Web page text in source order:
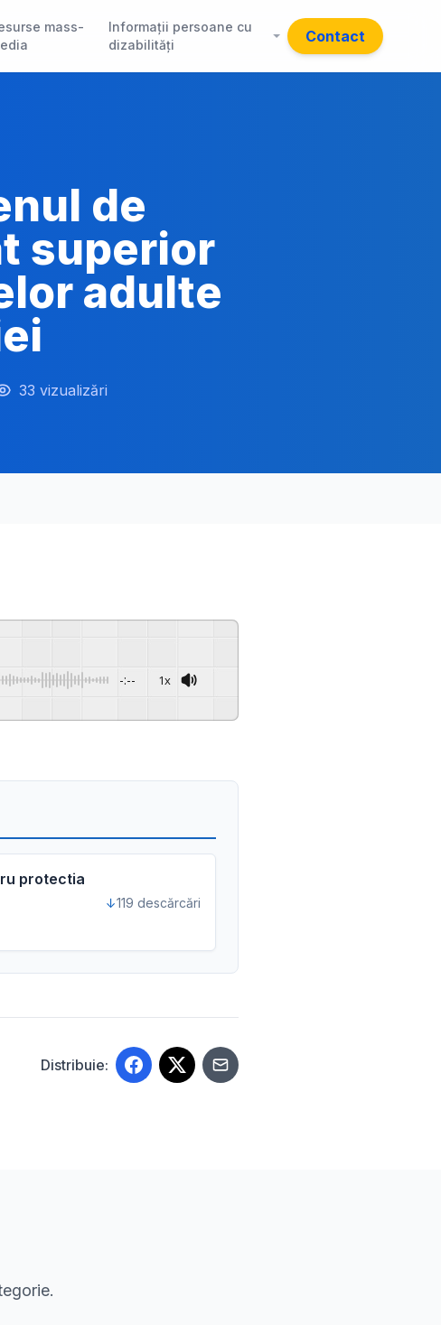
mass-
Informații persoane cu
dizabilități
Contact
de
superior
adulte
33 vizualizări
-:-- 1x
protectia
119 descărcări
Distribuie: